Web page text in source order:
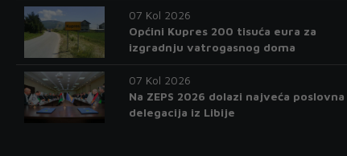
07 Kol 2026
Općini Kupres 200 tisuća eura za
izgradnju vatrogasnog doma
07 Kol 2026
Na ZEPS 2026 dolazi najveća poslovna
delegacija iz Libije